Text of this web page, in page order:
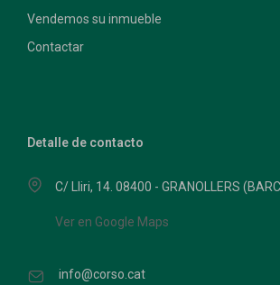
Vendemos su inmueble
Contactar
Detalle de contacto
C/ Lliri, 14. 08400 - GRANOLLERS
Ver en Google Maps
info@corso.cat